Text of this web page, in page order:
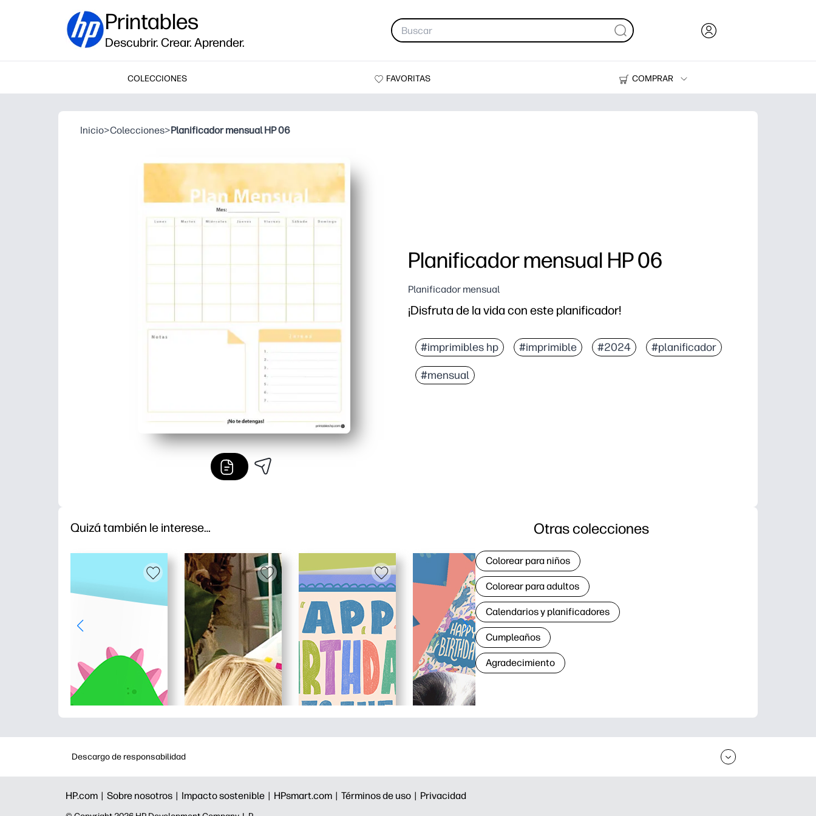
Printables
Descubrir. Crear. Aprender.
COLECCIONES FAVORITAS
COMPRAR
Impresoras
Inicio>Colecciones>Planificador mensual HP 06
Planificador mensual HP 06
Planificador mensual
¡Disfruta de la vida con este planificador!
#imprimibles hp #imprimible #2024 #planificador
#mensual
Quizá también le interese… Otras colecciones
Colorear para niños
Colorear para adultos
Calendarios y planificadores
Cumpleaños
Agradecimiento
Descargo de responsabilidad
HP.com | Sobre nosotros | Impacto sostenible | HPsmart.com | Términos de uso | Privacidad